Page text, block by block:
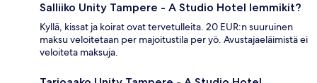
Salliiko Unity Tampere - A Studio Hotel lemmikit?
Kyllä, kissat ja koirat ovat tervetulleita. 20 EUR:n suuruinen
maksu veloitetaan per majoitustila per yö. Avustajaeläimistä ei
veloiteta maksuja.